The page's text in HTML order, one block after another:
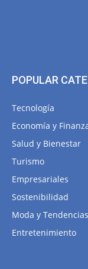
POPULAR
Tecnología
Economía y
Salud y Bienestar
Turismo
Empresariales
Sostenibilidad
Moda y Tendencias
Entretenimiento